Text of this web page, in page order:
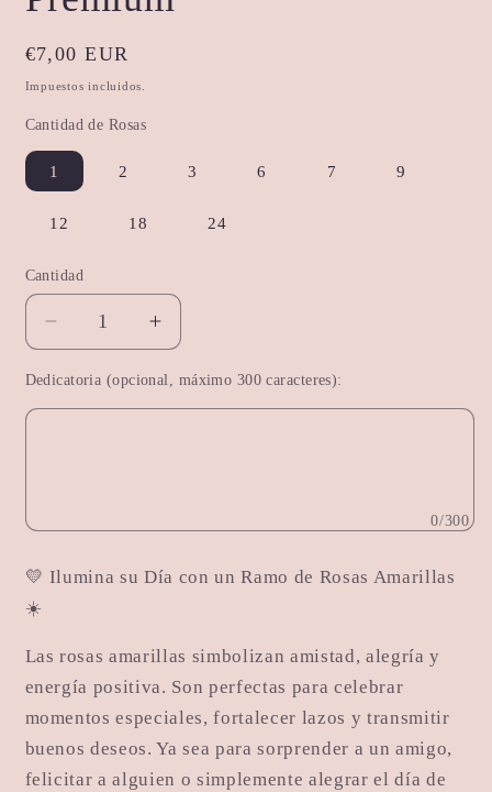
Precio
habitual
€7,00 EUR
Impuestos incluidos.
Cantidad de Rosas
1 2 3 6 7 9
12 18 24
Cantidad
Reducir
cantidad
para
Ramo
Aumentar
cantidad
para
Ramo
Dedicatoria (opcional, máximo 300 caracteres):
0/300
💛 Ilumina su Día con un Ramo de Rosas Amarillas
☀️
Las rosas amarillas simbolizan amistad, alegría y
energía positiva. Son perfectas para celebrar
momentos especiales, fortalecer lazos y transmitir
buenos deseos. Ya sea para sorprender a un amigo,
felicitar a alguien o simplemente alegrar el día de